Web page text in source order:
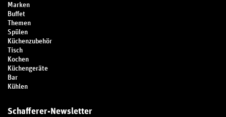
Marken
Buffet
Themen
Spülen
Küchenzubehör
Tisch
Kochen
Küchengeräte
Bar
Kühlen
Schafferer-Newsletter